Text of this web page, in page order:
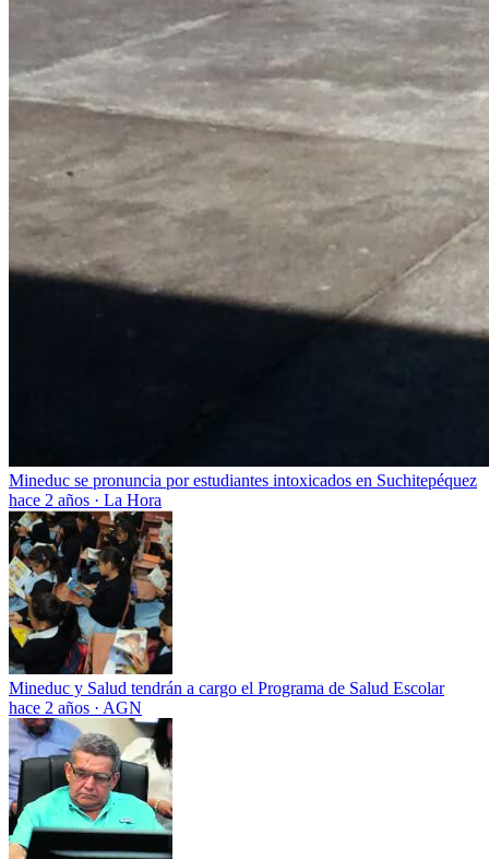
Mineduc se pronuncia por estudiantes intoxicados en Suchitepéquez
hace 2 años · La Hora
Mineduc y Salud tendrán a cargo el Programa de Salud Escolar
hace 2 años · AGN